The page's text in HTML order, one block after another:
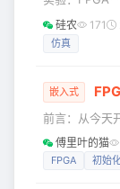
最优雅的头文
程师意图的过
实验要求：
（一行有56
上位机。 实
Core，将串口
当第一个
的数据读出来
存满时，当前
硅农 171
仿真
嵌入式
前言：从今天
FPGA交流群
群）里面有价
傅里叶的猫
FPGA 初始